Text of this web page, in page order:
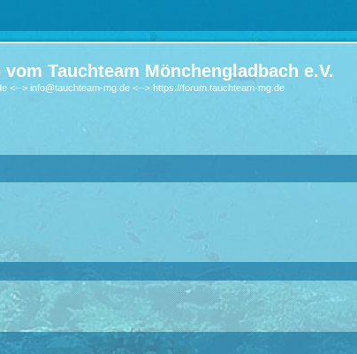
vom Tauchteam Mönchengladbach e.V.
<--> info@tauchteam-mg.de <--> https://forum.tauchteam-mg.de